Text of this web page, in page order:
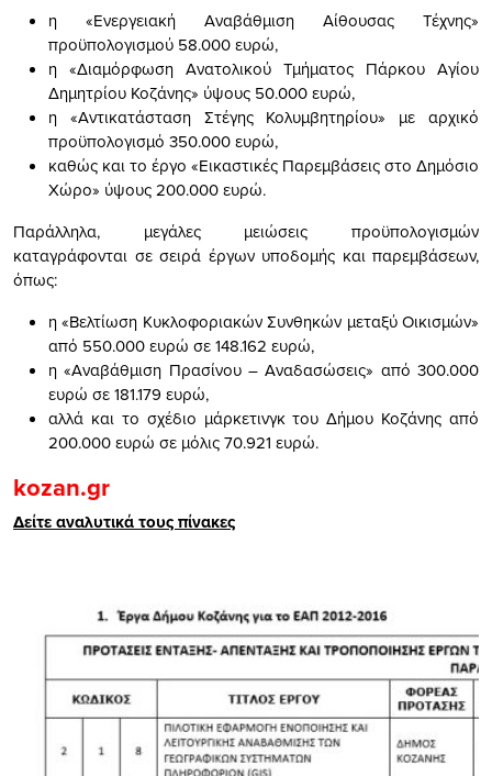
η «Ενεργειακή Αναβάθμιση Αίθουσας Τέχνης»
προϋπολογισμού 58.000 ευρώ,
η «Διαμόρφωση Ανατολικού Τμήματος Πάρκου Αγίου
Δημητρίου Κοζάνης» ύψους 50.000 ευρώ,
η «Αντικατάσταση Στέγης Κολυμβητηρίου» με αρχικό
προϋπολογισμό 350.000 ευρώ,
καθώς και το έργο «Εικαστικές Παρεμβάσεις στο Δημόσιο
Χώρο» ύψους 200.000 ευρώ.
Παράλληλα, μεγάλες μειώσεις προϋπολογισμών
καταγράφονται σε σειρά έργων υποδομής και παρεμβάσεων,
όπως:
η «Βελτίωση Κυκλοφοριακών Συνθηκών μεταξύ Οικισμών»
από 550.000 ευρώ σε 148.162 ευρώ,
η «Αναβάθμιση Πρασίνου – Αναδασώσεις» από 300.000
ευρώ σε 181.179 ευρώ,
αλλά και το σχέδιο μάρκετινγκ του Δήμου Κοζάνης από
200.000 ευρώ σε μόλις 70.921 ευρώ.
kozan.gr
Δείτε αναλυτικά τους πίνακες